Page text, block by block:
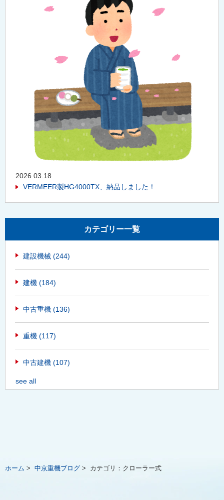
2026 03.18
VERMEER製HG4000TX、納品しました！
カテゴリー一覧
建設機械 (244)
建機 (184)
中古重機 (136)
重機 (117)
中古建機 (107)
see all
ホーム > 中京重機ブログ > カテゴリ： クローラー式